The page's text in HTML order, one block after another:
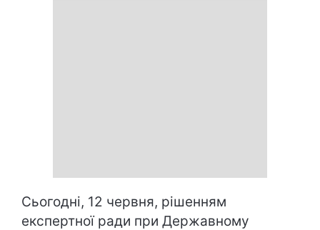
Сьогодні, 12 червня, рішенням
експертної ради при Державному